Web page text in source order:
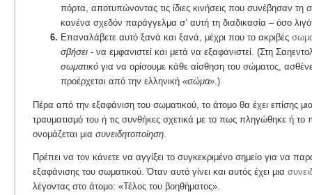
πόρτα, αποτυπώνοντας τις ίδιες κινήσεις που συνέβησαν τη
κανένα σχεδόν παράγγελμα σ’ αυτή τη διαδικασία – όσο
Επαναλάβετε αυτό ξανά και ξανά, μέχρι που το ακριβές
σβήσει - να εμφανιστεί και μετά να εξαφανιστεί. (Στη
σωματικό για να ορίσουμε κάθε αίσθηση του σώματος,
προέρχεται από την ελληνική «σώμα» .)
Πέρα από την εξαφάνιση του σωματικού, το άτομο θα έχει επίσης
τραυματισμό του ή τις συνθήκες σχετικά με το πως πληγώθηκε ή το
ονομάζεται μια συνειδητοποίηση.
Πρέπει να τον κάνετε να αγγίξει το συγκεκριμένο σημείο για να
εξαφάνισης του σωματικού. Όταν αυτό γίνει και αυτός έχει μια
λέγοντας στο άτομο: «Τέλος του βοηθήματος».